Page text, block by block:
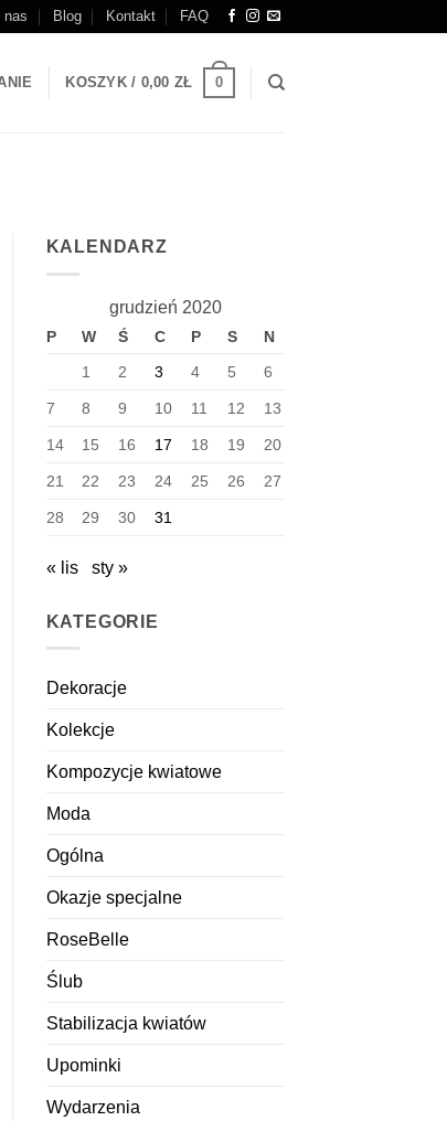
nas Blog Kontakt FAQ
KOSZYK / 0,00 ZŁ 0
KALENDARZ
grudzień 2020
P W Ś C P S
N
1
2 3 4 5 6
7 8 9 10 11 12 13
14 15 16 17 18 19 20
21 22 23 24 25 26 27
28 29 30 31
« lis sty »
KATEGORIE
Dekoracje
Kolekcje
Kompozycje kwiatowe
Moda
Ogólna
Okazje specjalne
RoseBelle
Ślub
Stabilizacja kwiatów
Upominki
Wydarzenia